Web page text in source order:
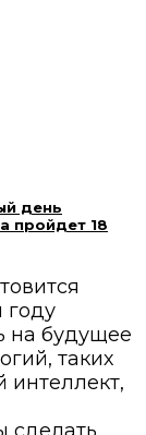
день
пройдет 18
году
на будущее
таких
интеллект,